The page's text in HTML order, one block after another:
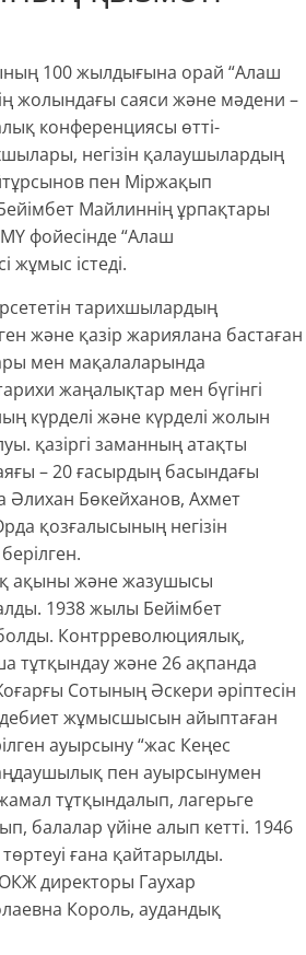
100 жылдығына орай “Алаш
жолындағы саяси және мәдени –
конференциясы өтті-
негізін қалаушылардың
пен Міржақып
Майлиннің ұрпақтары
фойесінде “Алаш
жұмыс істеді.
тарихшылардың
және қазір жариялана бастаған
мен мақалаларында
жаңалықтар мен бүгінгі
күрделі және күрделі жолын
қазіргі заманның атақты
– 20 ғасырдың басындағы
Әлихан Бөкейханов, Ахмет
қозғалысының негізін
ақыны және жазушысы
1938 жылы Бейімбет
Контрреволюциялық,
тұтқындау және 26 ақпанда
Сотының Әскери әріптесін
жұмысшысын айыптаған
ауырсыну “жас Кеңес
пен ауырсынумен
тұтқындалып, лагерьге
балалар үйіне алып кетті. 1946
ғана қайтарылды.
ОКЖ директоры Гаухар
Король, аудандық